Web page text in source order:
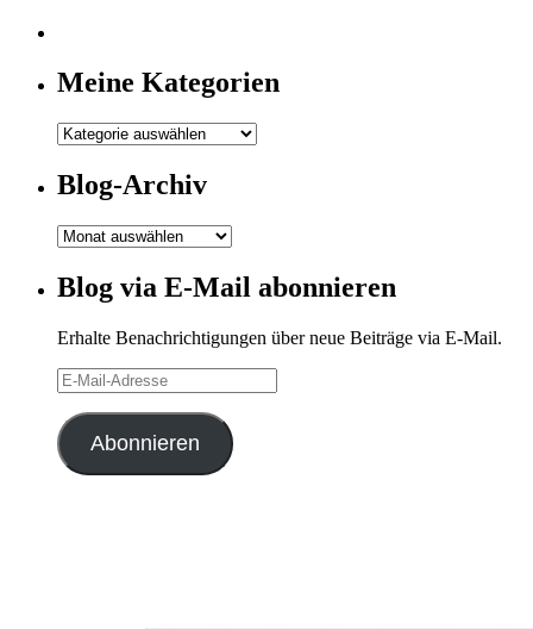
Meine Kategorien
Meine
Blog-Archiv
Blog-
Blog via E-Mail abonnieren
Erhalte Benachrichtigungen über neue Beiträge via E-Mail.
E-
Mail-
Adresse
Abonnieren